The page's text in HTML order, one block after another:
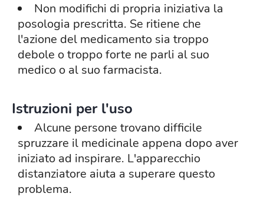
Non modifichi di propria iniziativa la
posologia prescritta. Se ritiene che
l'azione del medicamento sia troppo
debole o troppo forte ne parli al suo
medico o al suo farmacista.
Istruzioni per l'uso
Alcune persone trovano difficile
spruzzare il medicinale appena dopo aver
iniziato ad inspirare. L'apparecchio
distanziatore aiuta a superare questo
problema.